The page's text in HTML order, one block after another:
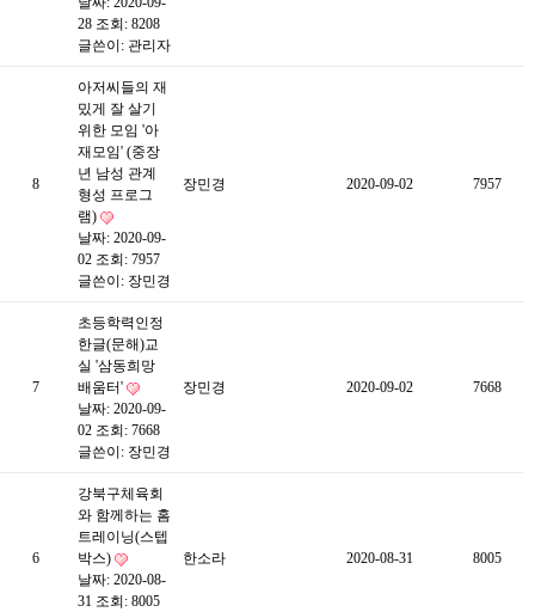
28 조회: 8208
글쓴이: 관리자
8
아저씨들의 재
밌게 잘 살기
위한 모임 '아
재모임' (중장
년 남성 관계
형성 프로그
램)
날짜: 2020-09-
02 조회: 7957
글쓴이: 장민경
장민경 2020-09-02 7957
7
초등학력인정
한글(문해)교
실 '삼동희망
배움터'
날짜: 2020-09-
02 조회: 7668
글쓴이: 장민경
장민경 2020-09-02 7668
6
강북구체육회
와 함께하는 홈
트레이닝(스텝
박스)
날짜: 2020-08-
31 조회: 8005
한소라 2020-08-31 8005